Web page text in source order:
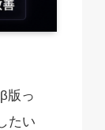
版っ
たい